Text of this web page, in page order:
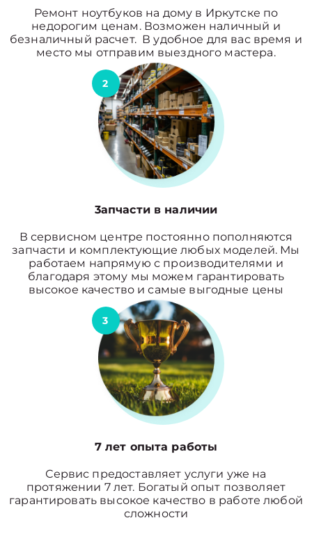
Ремонт ноутбуков на дому в Иркутске по
недорогим ценам. Возможен наличный и
безналичный расчет. В удобное для вас время и
место мы отправим выездного мастера.
2
3апчасти в наличии
В сервисном центре постоянно пополняются
запчасти и комплектующие любых моделей. Мы
работаем напрямую с производителями и
благодаря этому мы можем гарантировать
высокое качество и самые выгодные цены
3
7 лет опыта работы
Сервис предоставляет услуги уже на
протяжении 7 лет. Богатый опыт позволяет
гарантировать высокое качество в работе любой
сложности